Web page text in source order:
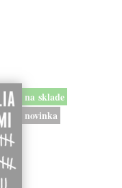
na sklade
novinka